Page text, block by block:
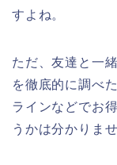
すよね。
ただ、友達と一
を徹底的に調べ
ラインなどでお
うかは分かりま